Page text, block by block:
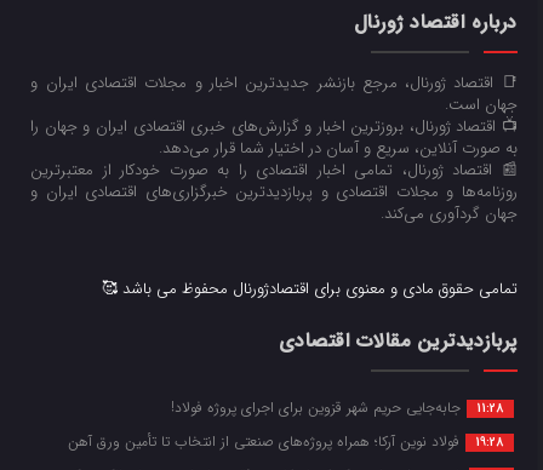
درباره اقتصاد ژورنال
📑 اقتصاد ژورنال، مرجع بازنشر جدیدترین اخبار و مجلات اقتصادی ایران و
جهان است.
📺 اقتصاد ژورنال، بروزترین اخبار و گزارش‌های خبری اقتصادی ایران و جهان را
به صورت آنلاین، سریع و آسان در اختیار شما قرار می‌‌دهد.
📰 اقتصاد ژورنال، تمامی اخبار اقتصادی را به صورت خودکار از معتبرترین
روزنامه‌ها و مجلات اقتصادی و پربازدیدترین خبرگزاری‌های اقتصادی ایران و
جهان گردآوری می‌کند.
تمامی حقوق مادی و معنوی برای اقتصادژورنال محفوظ می باشد 🥰
پربازدیدترین مقالات اقتصادی
11:28 جابه‌جایی حریم شهر قزوین برای اجرای پروژه فولاد!
19:28 فولاد نوین آرکا؛ همراه پروژه‌های صنعتی از انتخاب تا تأمین ورق آهن